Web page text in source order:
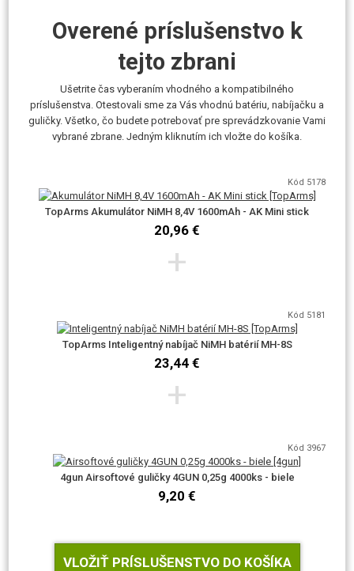
Overené príslušenstvo k
tejto zbrani
Ušetrite čas vyberaním vhodného a kompatibilného
príslušenstva. Otestovali sme za Vás vhodnú batériu, nabíjačku a
guličky. Všetko, čo budete potrebovať pre sprevádzkovanie Vami
vybrané zbrane. Jedným kliknutím ich vložte do košíka.
Kód 5178
TopArms Akumulátor NiMH 8,4V 1600mAh - AK Mini stick
20,96 €
+
Kód 5181
TopArms Inteligentný nabíjač NiMH batérií MH-8S
23,44 €
+
Kód 3967
4gun Airsoftové guličky 4GUN 0,25g 4000ks - biele
9,20 €
VLOŽIŤ PRÍSLUŠENSTVO DO KOŠÍKA